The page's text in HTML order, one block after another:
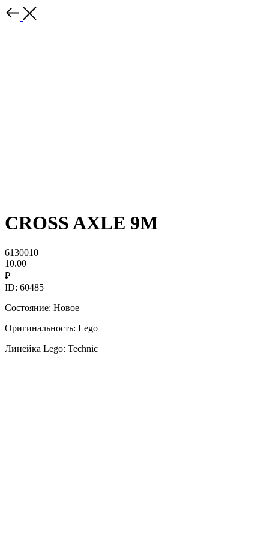
CROSS AXLE 9M
6130010
10.00
₽
ID: 60485
Состояние: Новое
Оригинальность: Lego
Линейка Lego: Technic